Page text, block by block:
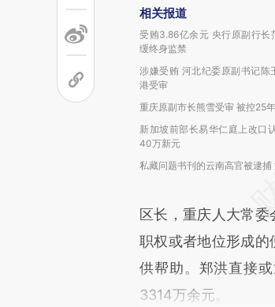
相关报道
受贿3.86亿余元 央行原副行长
缓终身监禁
涉嫌受贿 河北纪委原副书记陈
港受审
重庆原副市长熊雪受审 被控25
新加坡前部长易华仁庭上改口
40万新元
私藏问题书刊的云南高官被逮捕
区长，重庆人大常
职权或者地位形成
供帮助。郑洪直接
3314万余元。